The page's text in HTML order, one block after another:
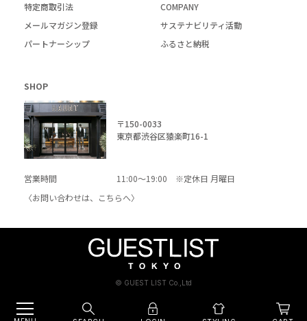
特定商取引法
COMPANY
メールマガジン登録
サステナビリティ活動
パートナーシップ
ふるさと納税
SHOP
〒150-0033
東京都渋谷区猿楽町16-1
営業時間
11:00～19:00 ※定休日 月曜日
〈お問い合わせは、 こちらへ〉
© GUEST LIST Co.,Ltd